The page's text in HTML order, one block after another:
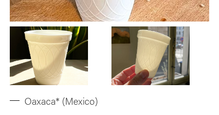
Oaxaca* (Mexico)